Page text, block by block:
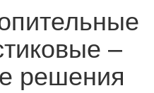
–
решения